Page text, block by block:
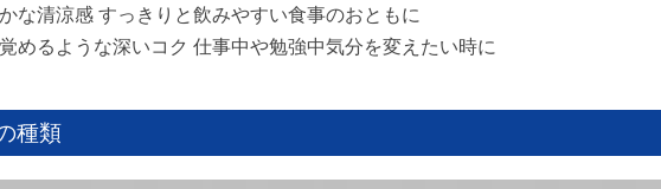
な清涼感 すっきりと飲みやすい食事のおともに
めるような深いコク 仕事中や勉強中気分を変えたい時に
種類